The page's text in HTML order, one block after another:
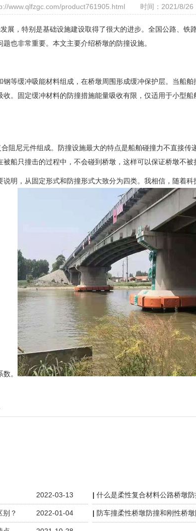
www.qlfzgc.com/product761905.html 时间：2021/8/26
展，特别是基础设施建设取得了很大的进步。全国公路、铁
也非常重要。本文主要介绍桥墩的防撞设施。
等缓冲吸能材料组成，在桥墩周围形成缓冲保护层。当船
。固定缓冲材料的防撞措施能量吸收有限，仅适用于小型
阻尼元件组成。防撞设施最大的特点是船舶碰撞力不直接传
船只撞击的过程中，不会碰到桥墩，这样可以保证桥墩不被
说明，从固定形式和防撞形式大致分为四类。我相信，随着
。
2022-03-13 什么是柔性复合材料公路桥墩
别？ 2022-01-04 防车撞柔性桥墩防撞和刚性桥